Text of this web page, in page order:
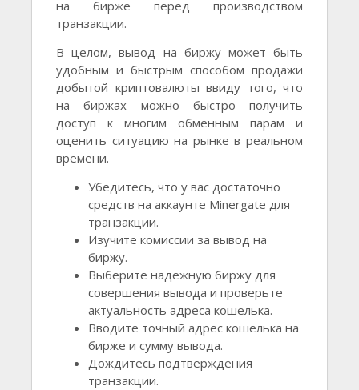
на бирже перед производством
транзакции.
В целом, вывод на биржу может быть
удобным и быстрым способом продажи
добытой криптовалюты ввиду того, что
на биржах можно быстро получить
доступ к многим обменным парам и
оценить ситуацию на рынке в реальном
времени.
Убедитесь, что у вас достаточно
средств на аккаунте Minergate для
транзакции.
Изучите комиссии за вывод на
биржу.
Выберите надежную биржу для
совершения вывода и проверьте
актуальность адреса кошелька.
Вводите точный адрес кошелька на
бирже и сумму вывода.
Дождитесь подтверждения
транзакции.